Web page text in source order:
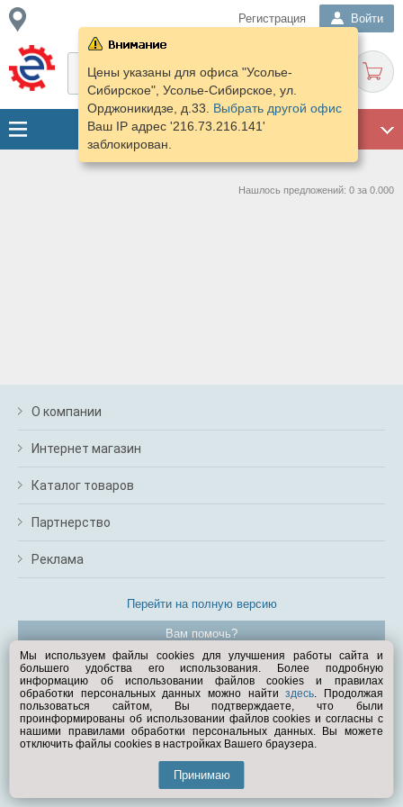
Регистрация Войти
Цены указаны для офиса "Усолье-
Сибирское", Усолье-Сибирское, ул.
Орджоникидзе, д.33. Выбрать другой офис
Ваш IP адрес '216.73.216.141'
заблокирован.
Нашлось предложений: 0 за 0.000
О компании
Интернет магазин
Каталог товаров
Партнерство
Реклама
Перейти на полную версию
Вам помочь?
© Exist.ru 1998—2026
Мы используем файлы cookies для улучшения работы сайта и
большего удобства его использования. Более подробную
информацию об использовании файлов cookies и правилах
обработки персональных данных можно найтиздесь. Продолжая
пользоваться сайтом, Вы подтверждаете, что были
проинформированы об использовании файлов cookies и согласны с
нашими правилами обработки персональных данных. Вы можете
отключить файлы cookies в настройках Вашего браузера.
Принимаю